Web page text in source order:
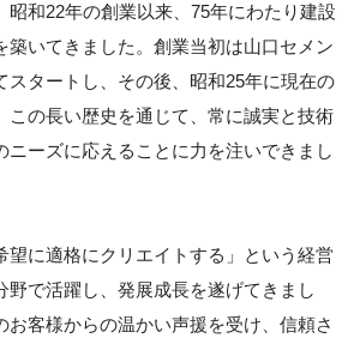
昭和22年の創業以来、75年にわたり建設
築いてきました。創業当初は山口セメン
スタートし、その後、昭和25年に現在の
この長い歴史を通じて、常に誠実と技術
ニーズに応えることに力を注いできまし
望に適格にクリエイトする」という経営
野で活躍し、発展成長を遂げてきまし
お客様からの温かい声援を受け、信頼さ